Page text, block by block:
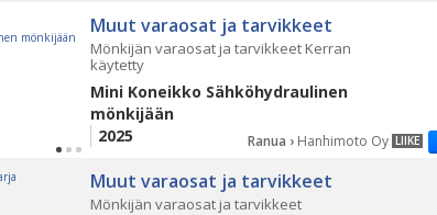
Muut varaosat ja tarvikkeet
Mönkijän varaosat ja tarvikkeet Kerran
käytetty
Mini Koneikko Sähköhydraulinen
mönkijään
2025
LIIKE
Ranua › Hanhimoto Oy
Muut varaosat ja tarvikkeet
Mönkijän varaosat ja tarvikkeet